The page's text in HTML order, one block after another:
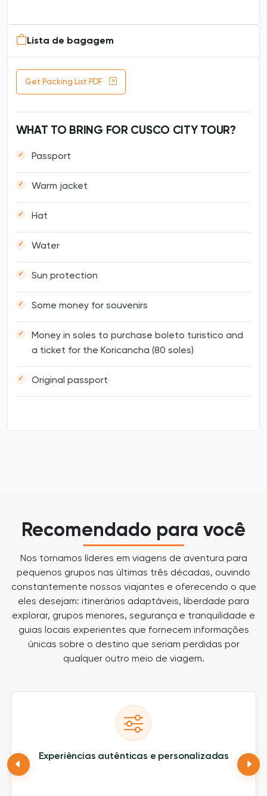
Lista de bagagem
Get Packing List PDF
WHAT TO BRING FOR CUSCO CITY TOUR?
Passport
Warm jacket
Hat
Water
Sun protection
Some money for souvenirs
Money in soles to purchase boleto turistico and
a ticket for the Koricancha (80 soles)
Original passport
Recomendado para você
Nos tornamos líderes em viagens de aventura para
pequenos grupos nas últimas três décadas, ouvindo
constantemente nossos viajantes e oferecendo o que
eles desejam: itinerários adaptáveis, liberdade para
explorar, grupos menores, segurança e tranquilidade e
guias locais experientes que fornecem informações
únicas sobre o destino que seriam perdidas por
qualquer outro meio de viagem.
Experiências autênticas e personalizadas